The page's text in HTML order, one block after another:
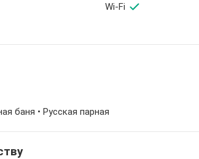
Wi-Fi
баня • Русская парная